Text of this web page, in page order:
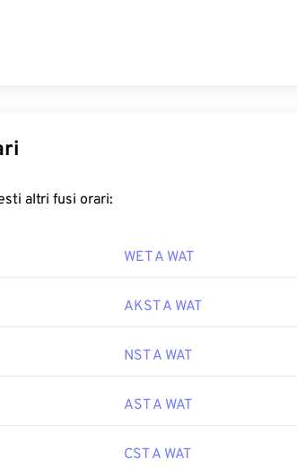
altri fusi orari:
WET A WAT
AKST A WAT
NST A WAT
AST A WAT
CST A WAT